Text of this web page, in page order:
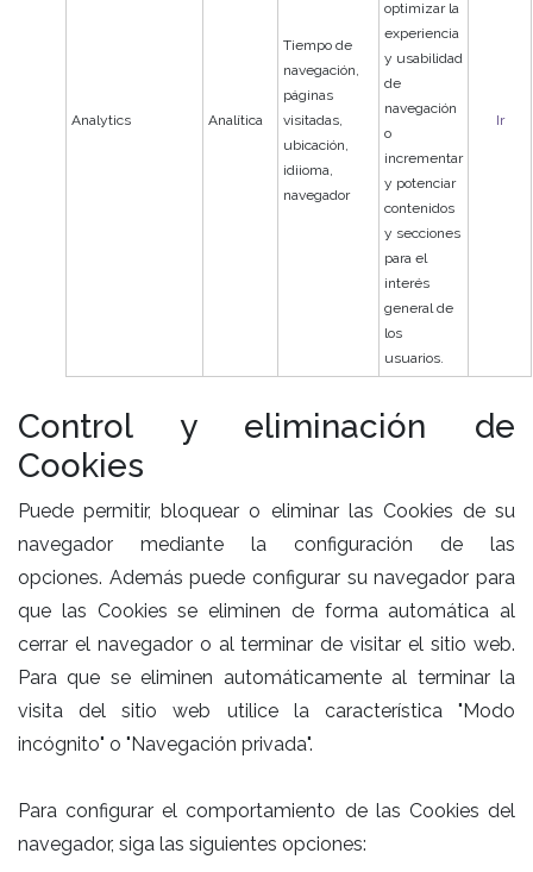
Analytics Analítica
Tiempo de
navegación,
páginas
visitadas,
ubicación,
idiioma,
navegador
optimizar la
experiencia
y usabilidad
de
navegación
o
incrementar
y potenciar
contenidos
y secciones
para el
interés
general de
los
usuarios.
Ir
Control y eliminación de
Cookies
Puede permitir, bloquear o eliminar las Cookies de su
navegador mediante la configuración de las
opciones. Además puede configurar su navegador para
que las Cookies se eliminen de forma automática al
cerrar el navegador o al terminar de visitar el sitio web.
Para que se eliminen automáticamente al terminar la
visita del sitio web utilice la característica "Modo
incógnito" o "Navegación privada".
Para configurar el comportamiento de las Cookies del
navegador, siga las siguientes opciones: